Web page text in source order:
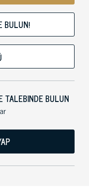
BULUN!
TALEBINDE BULUN